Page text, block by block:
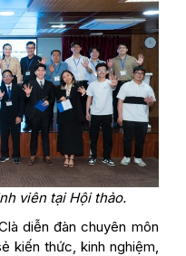
viên tại Hội thảo.
diễn đàn chuyên môn
kiến thức, kinh nghiệm,